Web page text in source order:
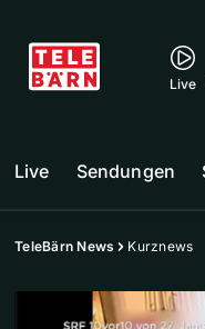
Live
Live Sendungen
TeleBärn News Kurznews